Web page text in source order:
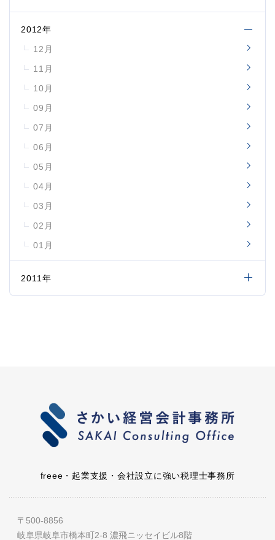
2012年
12月
11月
10月
09月
07月
06月
05月
04月
03月
02月
01月
2011年
freee・起業支援・会社設立に強い税理士事務所
〒500-8856
岐阜県岐阜市橋本町2-8 濃飛ニッセイビル8階